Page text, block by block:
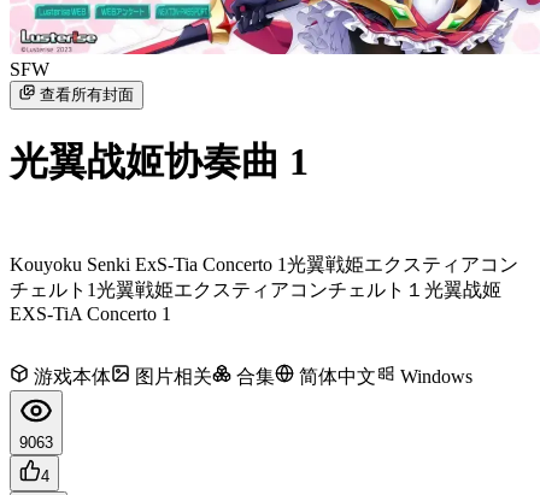
SFW
查看所有封面
光翼战姬协奏曲 1
Kouyoku Senki ExS-Tia Concerto 1光翼戦姫エクスティアコン
チェルト1光翼戦姫エクスティアコンチェルト１ 光翼战姬
EXS-TiA Concerto 1
游戏本体 图片相关 合集 简体中文 Windows
9063
4